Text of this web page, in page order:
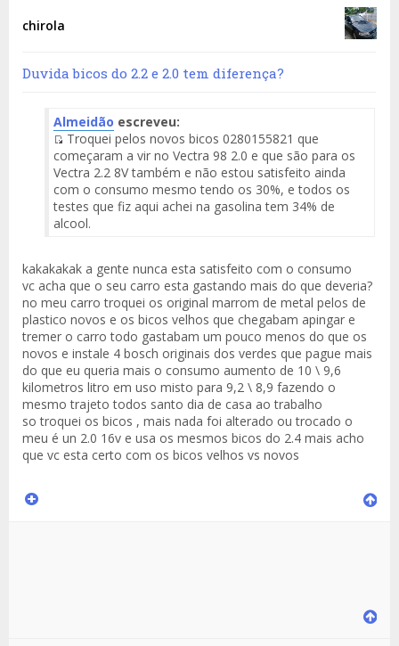
chirola
Duvida bicos do 2.2 e 2.0 tem diferença?
Almeidão escreveu:
Fuente
del
Mensaje
Troquei pelos novos bicos 0280155821 que
começaram a vir no Vectra 98 2.0 e que são para os
Vectra 2.2 8V também e não estou satisfeito ainda
com o consumo mesmo tendo os 30%, e todos os
testes que fiz aqui achei na gasolina tem 34% de
alcool.
kakakakak a gente nunca esta satisfeito com o consumo
vc acha que o seu carro esta gastando mais do que deveria?
no meu carro troquei os original marrom de metal pelos de
plastico novos e os bicos velhos que chegabam apingar e
tremer o carro todo gastabam um pouco menos do que os
novos e instale 4 bosch originais dos verdes que pague mais
do que eu queria mais o consumo aumento de 10 \ 9,6
kilometros litro em uso misto para 9,2 \ 8,9 fazendo o
mesmo trajeto todos santo dia de casa ao trabalho
so troquei os bicos , mais nada foi alterado ou trocado o
meu é un 2.0 16v e usa os mesmos bicos do 2.4 mais acho
que vc esta certo com os bicos velhos vs novos